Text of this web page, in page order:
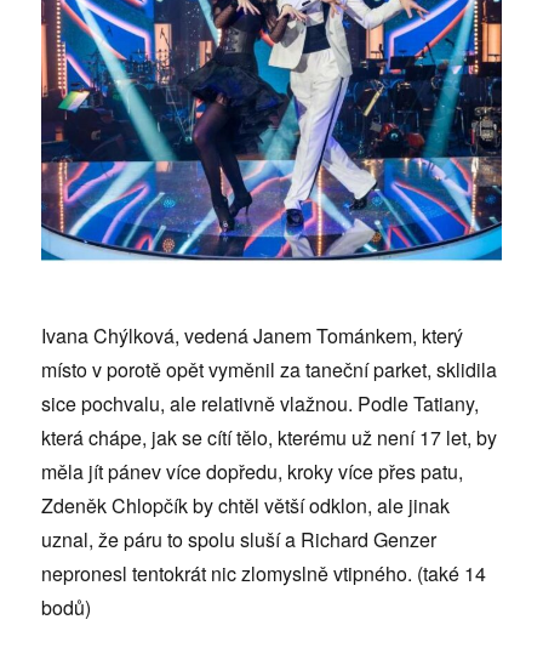
Ivana Chýlková, vedená Janem Tománkem, který
místo v porotě opět vyměnil za taneční parket, sklidila
sice pochvalu, ale relativně vlažnou. Podle Tatiany,
která chápe, jak se cítí tělo, kterému už není 17 let, by
měla jít pánev více dopředu, kroky více přes patu,
Zdeněk Chlopčík by chtěl větší odklon, ale jinak
uznal, že páru to spolu sluší a Richard Genzer
nepronesl tentokrát nic zlomyslně vtipného. (také 14
bodů)